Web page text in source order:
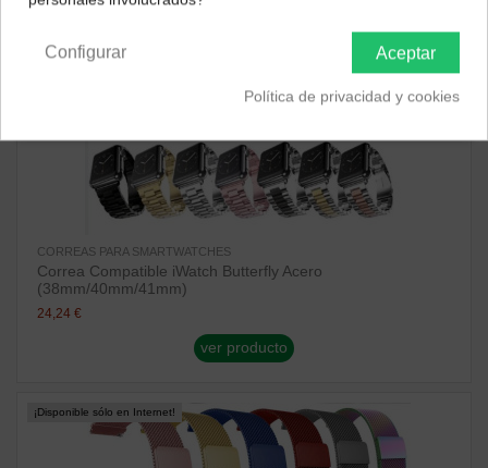
CORREAS PARA SMARTWATCHES
Correa Compatible iWatch Butterfly Acero
(38mm/40mm/41mm)
24,24 €
ver producto
¡Disponible sólo en Internet!
Aceptar
Configurar
Política de privacidad y cookies